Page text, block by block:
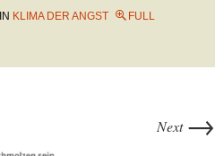
IN KLIMA DER ANGST
FULL
Next →